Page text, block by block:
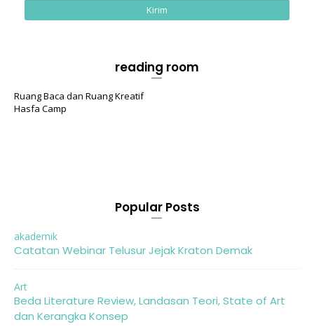
reading room
Ruang Baca dan Ruang Kreatif
Hasfa Camp
Popular Posts
akademik
Catatan Webinar Telusur Jejak Kraton Demak
Art
Beda Literature Review, Landasan Teori, State of Art
dan Kerangka Konsep